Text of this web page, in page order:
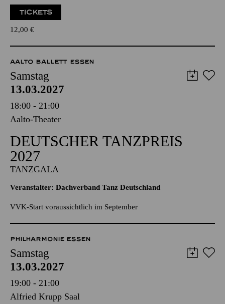
Für Kleinkinder von 1 bis 3 Jahren
12,00€
AALTO BALLETT ESSEN
Samstag
13.03.2027
18:00 - 21:00
Aalto-Theater
DEUTSCHER TANZPREIS
2027
VVK-Start voraussichtlich im September
PHILHARMONIE ESSEN
Samstag
13.03.2027